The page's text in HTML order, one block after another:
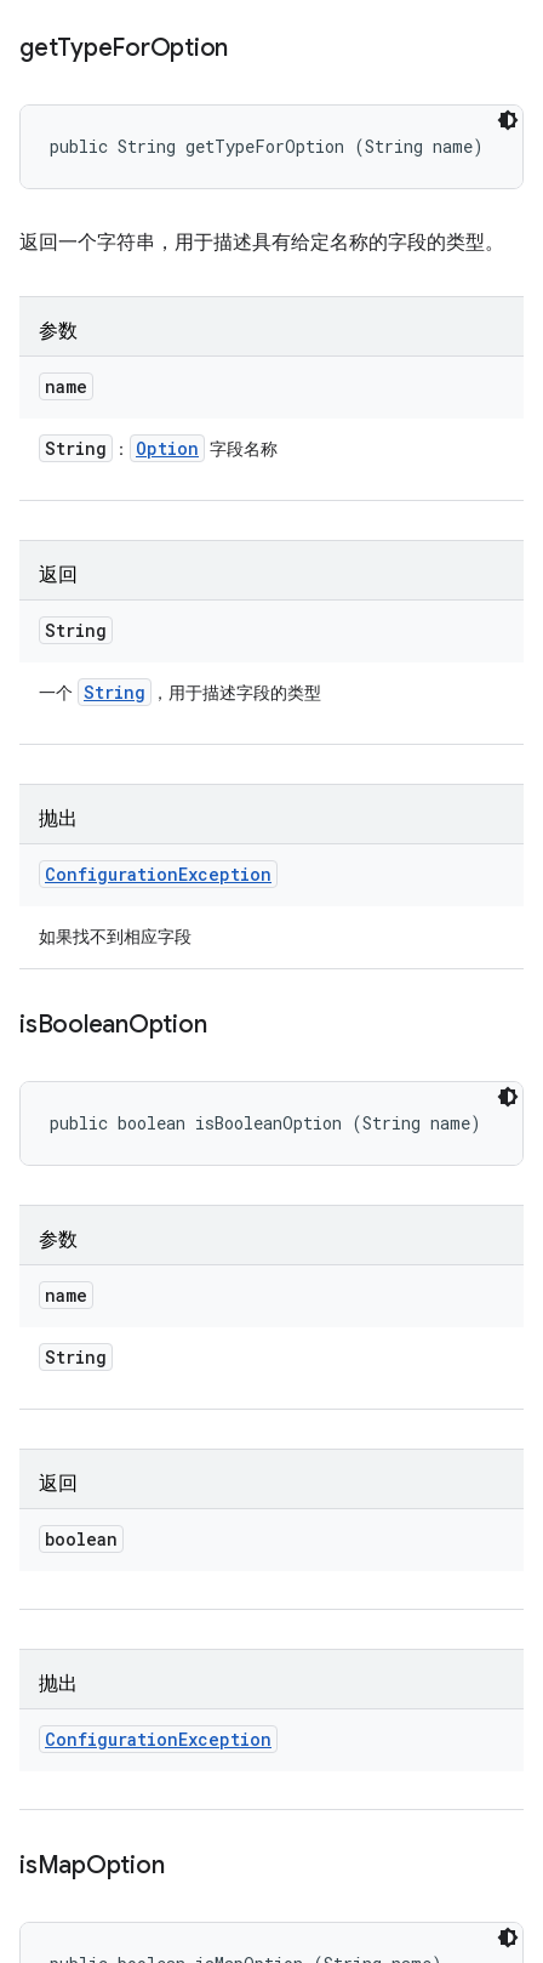
getTypeForOption
public String getTypeForOption (String name)
返回一个字符串，用于描述具有给定名称的字段的类型。
参数
name
String ： Option 字段名称
返回
String
一个 String ，用于描述字段的类型
抛出
ConfigurationException
如果找不到相应字段
isBooleanOption
public boolean isBooleanOption (String name)
参数
name
String
返回
boolean
抛出
ConfigurationException
isMapOption